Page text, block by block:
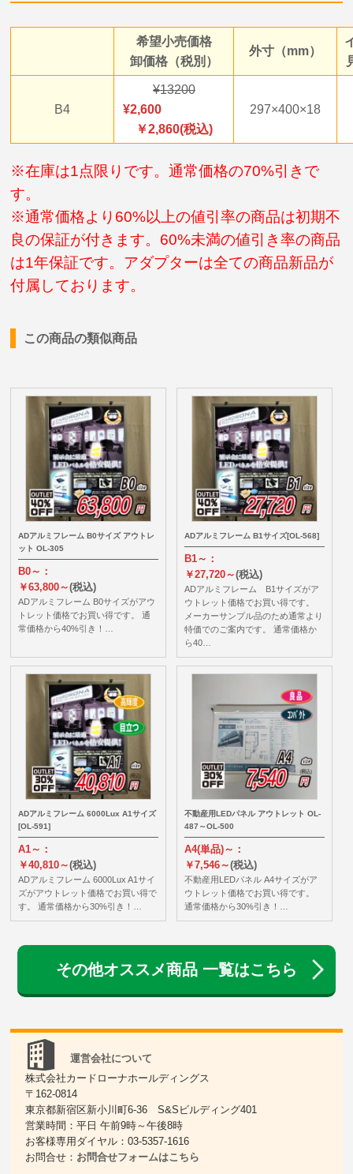
希望小売価格
卸価格（税別）
外寸（mm）
B4
13200
2,600
￥2,860(税込)
297×400×18
※在庫は1点限りです。通常価格の70%引きで
す。
※通常価格より60%以上の値引率の商品は初期不
良の保証が付きます。60%未満の値引き率の商品
は1年保証です。アダプターは全ての商品新品が
付属しております。
この商品の類似商品
ADアルミフレーム B0サイズ アウトレ
ット OL-305
B0～：
￥63,800～(税込)
ADアルミフレーム B0サイズがアウ
トレット価格でお買い得です。 通
常価格から40%引き！…
ADアルミフレーム B1サイズ[OL-568]
B1～：
￥27,720～(税込)
ADアルミフレーム B1サイズがア
ウトレット価格でお買い得です。
メーカーサンプル品のため通常より
特価でのご案内です。 通常価格か
ら40…
ADアルミフレーム 6000Lux A1サイズ
[OL-591]
A1～：
￥40,810～(税込)
ADアルミフレーム 6000Lux A1サイ
ズがアウトレット価格でお買い得で
す。 通常価格から30%引き！…
不動産用LEDパネル アウトレット OL-
487～OL-500
A4(単品)～：
￥7,546～(税込)
不動産用LEDパネル A4サイズがア
ウトレット価格でお買い得です。
通常価格から30%引き！…
その他オススメ商品 一覧はこちら
運営会社について
株式会社カードローナホールディングス
〒162-0814
東京都新宿区新小川町6-36 S&Sビルディング401
営業時間：平日 午前9時～午後8時
お客様専用ダイヤル：03-5357-1616
お問合せ： お問合せフォームはこちら